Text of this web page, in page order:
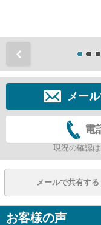
メー
電
現況の確認
メールで共有する
お客様の声